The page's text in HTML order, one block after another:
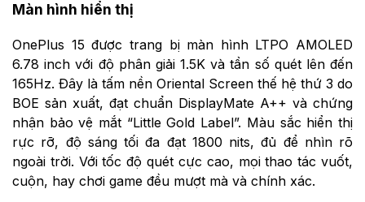
Màn hình hiển thị
OnePlus 15 được trang bị màn hình LTPO AMOLED
6.78 inch với độ phân giải 1.5K và tần số quét lên đến
165Hz. Đây là tấm nền Oriental Screen thế hệ thứ 3 do
BOE sản xuất, đạt chuẩn DisplayMate A++ và chứng
nhận bảo vệ mắt “Little Gold Label”. Màu sắc hiển thị
rực rỡ, độ sáng tối đa đạt 1800 nits, đủ để nhìn rõ
ngoài trời. Với tốc độ quét cực cao, mọi thao tác vuốt,
cuộn, hay chơi game đều mượt mà và chính xác.